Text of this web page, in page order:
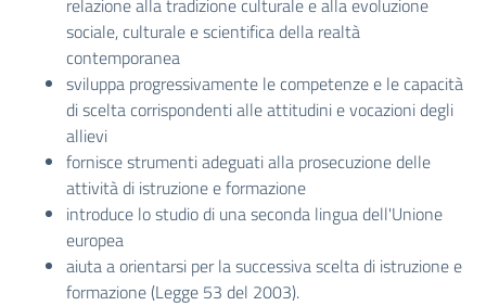
relazione alla tradizione culturale e alla evoluzione
sociale, culturale e scientifica della realtà
contemporanea
sviluppa progressivamente le competenze e le capacità
di scelta corrispondenti alle attitudini e vocazioni degli
allievi
fornisce strumenti adeguati alla prosecuzione delle
attività di istruzione e formazione
introduce lo studio di una seconda lingua dell'Unione
europea
aiuta a orientarsi per la successiva scelta di istruzione e
formazione (Legge 53 del 2003).